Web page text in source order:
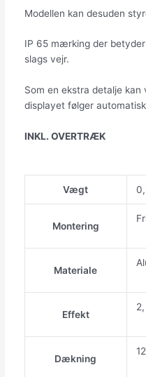
Modellen kan desuden
IP 65 mærking der
slags vejr.
Som en ekstra detalje
displayet følger
INKL. OVERTRÆK
Vægt
Montering
Materiale
Effekt
Dækning